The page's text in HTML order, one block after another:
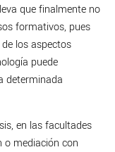
que finalmente no
formativos, pues
los aspectos
puede
determinada
en las facultades
o mediación con